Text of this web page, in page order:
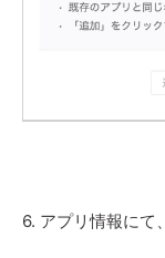
6. アプリ情報にて